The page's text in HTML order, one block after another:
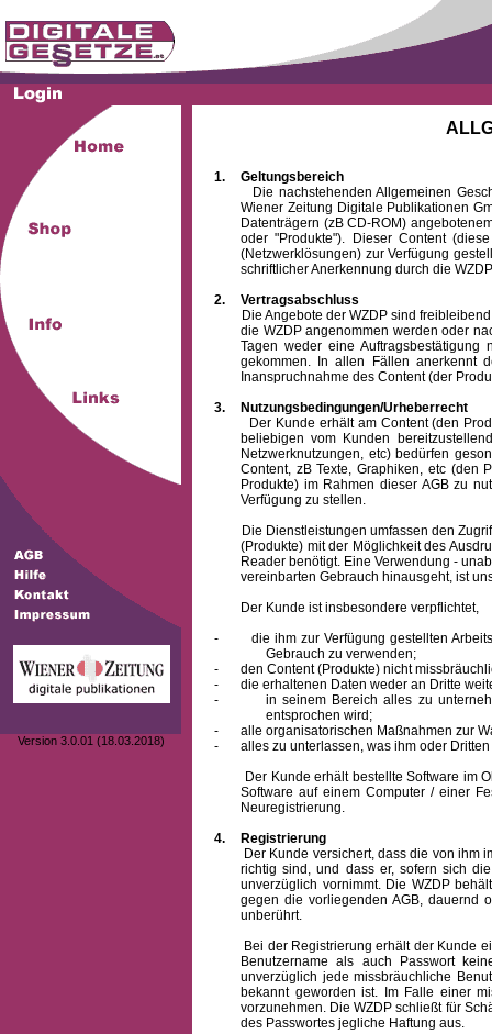
Version 3.0.01 (18.03.2018)
1.
Geltungsbereich
Die nachstehenden Allgemeinen
Wiener Zeitung Digitale Publikationen
Datenträgern (zB CD-ROM)
oder "Produkte"). Dieser Content
(Netzwerklösungen) zur Verfügung
schriftlicher Anerkennung durch die
2.
Vertragsabschluss
Die Angebote der WZDP sind freibleibend.
die WZDP angenommen werden oder
Tagen weder eine
gekommen. In allen Fällen anerkennt
Inanspruchnahme des Content (der
3.
Nutzungsbedingungen/Urheberrecht
Der Kunde erhält am Content (den
beliebigen vom Kunden
Netzwerknutzungen, etc) bedürfen
Content, zB Texte, Graphiken, etc (den
Produkte) im Rahmen dieser AGB zu
Verfügung zu stellen.
Die Dienstleistungen umfassen den Zugriff
(Produkte) mit der Möglichkeit des
Reader benötigt. Eine Verwendung -
vereinbarten Gebrauch hinausgeht, ist
Der Kunde ist insbesondere verpflichtet,
-
die ihm zur Verfügung gestellten
Gebrauch zu verwenden;
-
den Content (Produkte) nicht
-
die erhaltenen Daten weder an Dritte
-
in seinem Bereich alles zu
entsprochen wird;
-
alle organisatorischen Maßnahmen zur
-
alles zu unterlassen, was ihm oder
Der Kunde erhält bestellte Software im
Software auf einem Computer / einer
Neuregistrierung.
4.
Registrierung
Der Kunde versichert, dass die von ihm
richtig sind, und dass er, sofern sich
unverzüglich vornimmt. Die WZDP
gegen die vorliegenden AGB, dauernd
unberührt.
Bei der Registrierung erhält der Kunde
Benutzernameals auch Passwort
unverzüglich jede missbräuchliche
bekannt geworden ist. Im Falle einer
vorzunehmen. Die WZDP schließt für
des Passwortes jegliche Haftung aus.